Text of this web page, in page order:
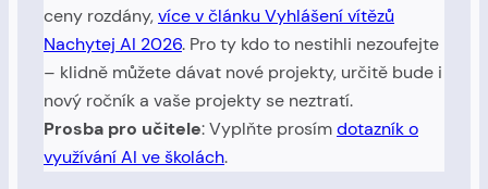
ceny rozdány,více v článku Vyhlášení vítězů
Nachytej AI 2026. Pro ty kdo to nestihli nezoufejte
– klidně můžete dávat nové projekty, určitě bude i
nový ročník a vaše projekty se neztratí.
Prosba pro učitele: Vyplňte prosímdotazník o
využívání AI ve školách.